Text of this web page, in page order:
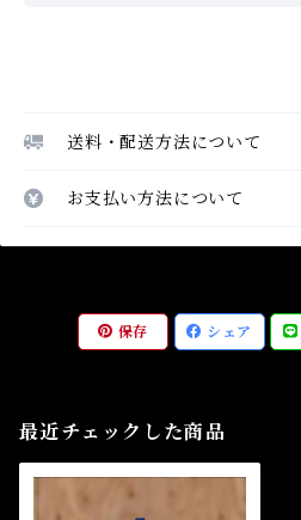
送料・配送方法について
お支払い方法について
保存 シェア
最近チェックした商品